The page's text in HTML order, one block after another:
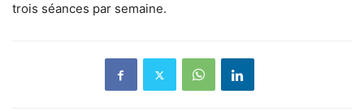
trois séances par semaine.